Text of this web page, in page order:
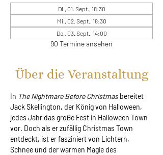
Di., 01. Sept., 18:30
Mi., 02. Sept., 18:30
Do., 03. Sept., 14:00
90 Termine ansehen
Über die Veranstaltung
In The Nightmare Before Christmas bereitet
Jack Skellington, der König von Halloween,
jedes Jahr das große Fest in Halloween Town
vor. Doch als er zufällig Christmas Town
entdeckt, ist er fasziniert von Lichtern,
Schnee und der warmen Magie des